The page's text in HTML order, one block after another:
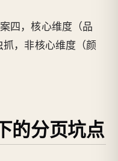
四，核心维度（品
，非核心维度（颜
的分页坑点